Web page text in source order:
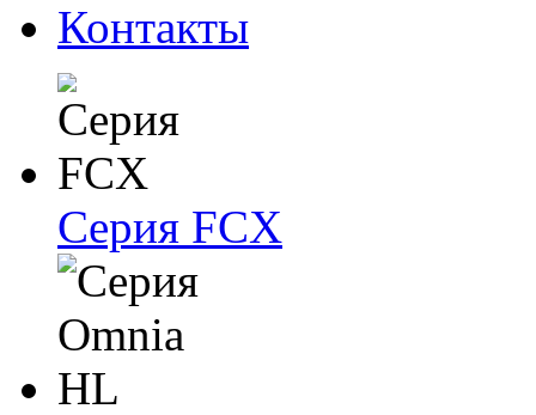
Контакты
Серия FCX